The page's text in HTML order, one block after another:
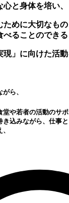
と身体を培い、
ために大切なも
べることのできる
現」に向けた活
ら、
堂や若者の活動のサ
き込みながら、仕事